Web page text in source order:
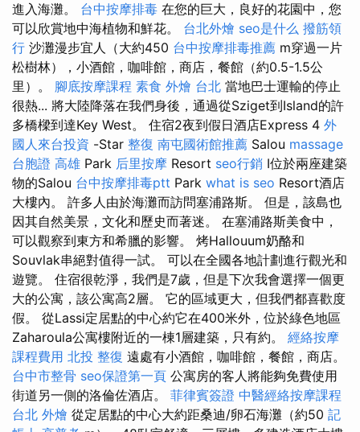
進入海灘。 台中按摩排毒 在您的巨大，良好的花園中，您
可以欣賞地中海植物和鮮花。 台北外燴 seo是什么 撥筋領
行 沙灘漫步宜人（大約450 台中按摩排毒推薦 m穿過一片
松樹林），小酒館，咖啡館，商店，餐館（約0.5-1.5公
里）。 腳底按摩課程 素食 外燴 台北 當地巴士運輸的停止
很熱... 將大陸降落在我們身後，通過從Sziget到Island的許
多橋樑到達Key West。 住宿2夜到假日酒店Express 4 外
國人來台投資 -Star 整復 南屯國術館推薦 Salou massage
台胞證 高雄 Park 后里按摩 Resort seo行銷 I位於兩座建築
物的Salou 台中按摩排毒ptt Park what is seo Resort酒店
大樓內。 許多人由於海灘而訪問塞浦路斯。 但是，該島也
因其自然美景，文化和歷史而著迷。 在塞浦路斯美食中，
可以觀察到東方和希臘的影響。 烤Hallouum奶酪和
Souvlak串絕對值得一試。 可以在全國各地計劃進行觀光和
遊覽。 住宿很乾淨，我們是7歲，但是下次我會選擇一個更
大的公寓，該公寓高2層。 它的區域更大，但我們都喜歡度
假。 從Lassi定居點的中心約它在400米外，位於綠色地區
Zaharoula公寓樓附近的一棟1層建築，只有約。 經絡按摩
課程費用 北投 整復 遠處有小酒館，咖啡館，餐館，商店。
台中市整骨 seo保證第一頁 公寓房的客人將能夠免費使用
街道另一側的洛倫佐酒店。 菲律賓簽證 中醫經絡按摩課程
台北 外燴 從定居點的中心大約距桑迪/卵石海灘（約50 記